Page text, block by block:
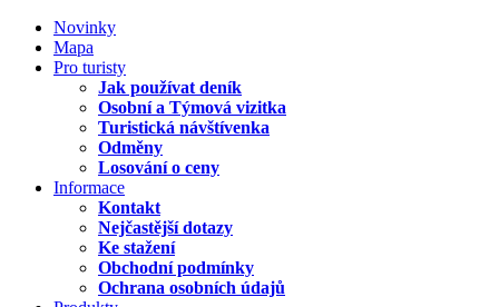
Novinky
Mapa
Pro turisty
Jak používat deník
Osobní a Týmová vizitka
Turistická návštívenka
Odměny
Losování o ceny
Informace
Kontakt
Nejčastější dotazy
Ke stažení
Obchodní podmínky
Ochrana osobních údajů